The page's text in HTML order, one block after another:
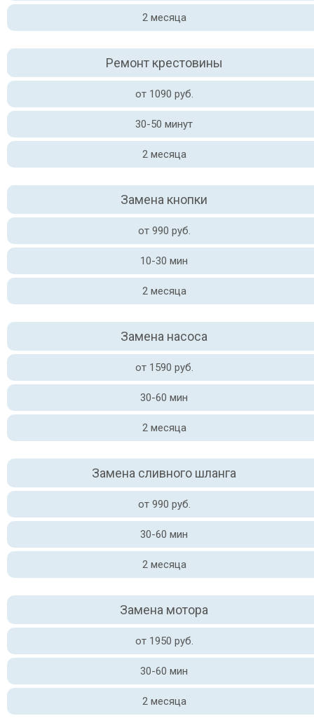
2 месяца
Ремонт крестовины
от 1090 руб.
30-50 минут
2 месяца
Замена кнопки
от 990 руб.
10-30 мин
2 месяца
Замена насоса
от 1590 руб.
30-60 мин
2 месяца
Замена сливного шланга
от 990 руб.
30-60 мин
2 месяца
Замена мотора
от 1950 руб.
30-60 мин
2 месяца